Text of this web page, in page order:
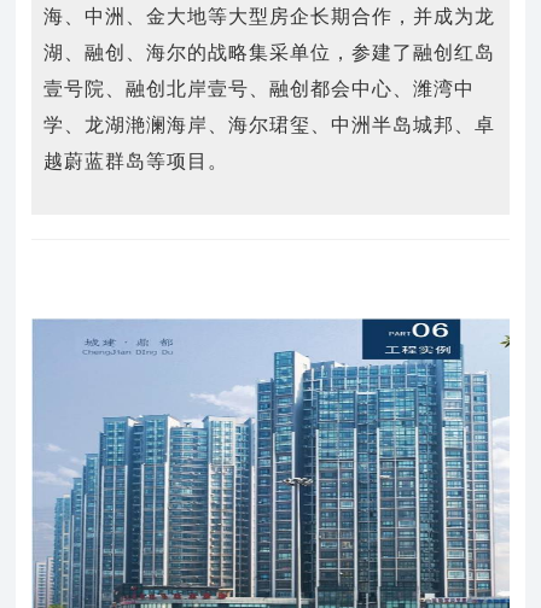
海、中洲、金大地等大型房企长期合作，并成为龙
湖、融创、海尔的战略集采单位，参建了融创红岛
壹号院、融创北岸壹号、融创都会中心、潍湾中
学、龙湖滟澜海岸、海尔珺玺、中洲半岛城邦、卓
越蔚蓝群岛等项目。